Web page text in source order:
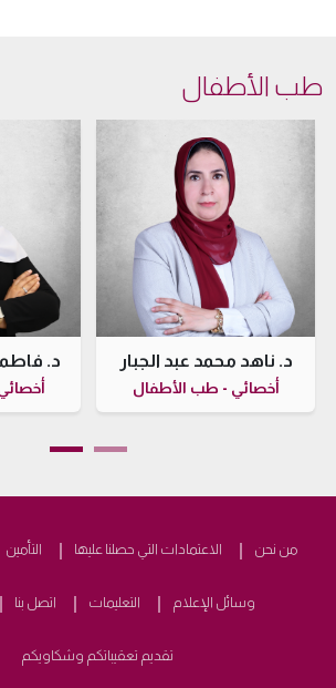
طب الأطفال
د. ناهد محمد عبد الجبار
أخصائي - طب الأطفال
د.
من نحن الاعتمادات التي حصلنا عليها التأمين
وسائل الإعلام التعليمات اتصل بنا
تقديم تعقيباتكم وشكاويكم